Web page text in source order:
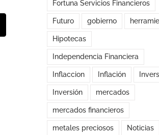
Fortuna Servicios Financieros
Futuro gobierno
Hipotecas
Independencia Financiera
Inflaccion Inflación
Inversión mercados
mercados financieros
metales preciosos Noticias